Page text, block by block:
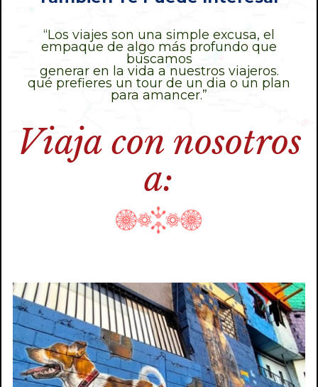
“Los viajes son una simple excusa, el
empaque de algo más profundo que
buscamos
generar en la vida a nuestros viajeros.
qué prefieres un tour de un dia o un plan
para amancer.”
Viaja con nosotros
a: